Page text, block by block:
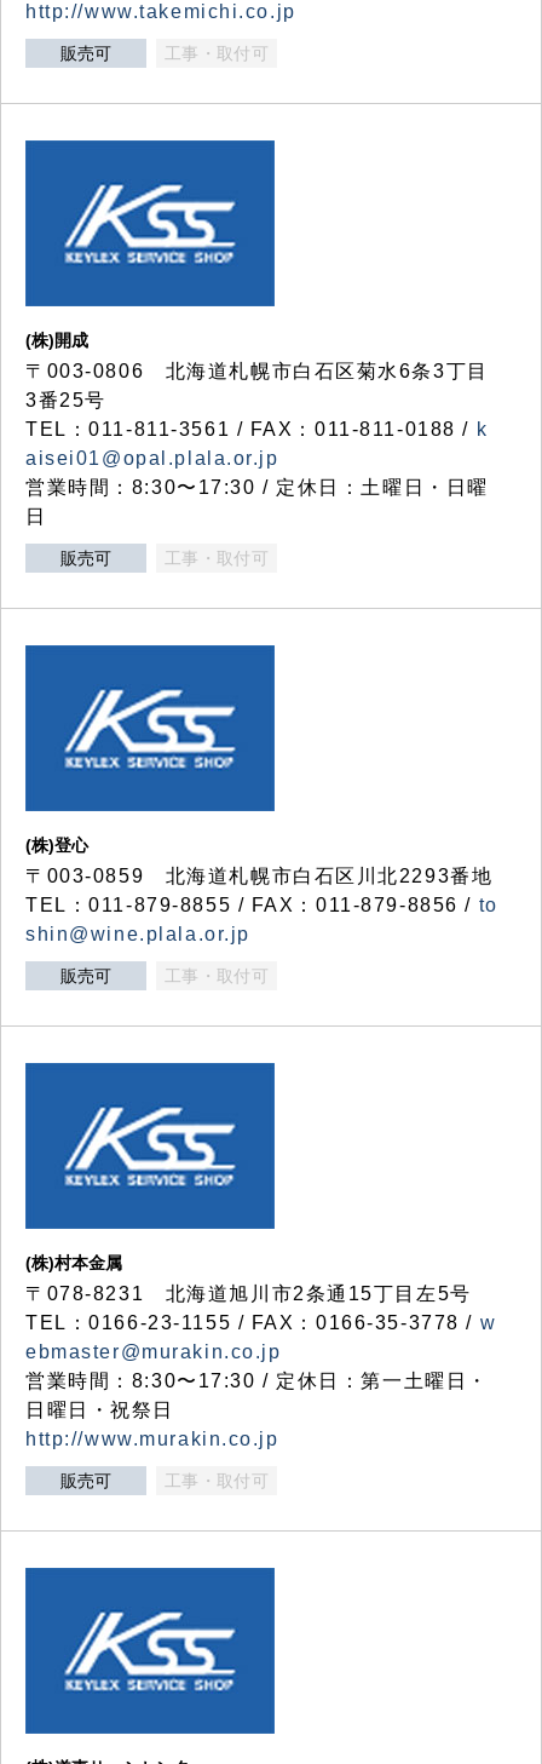
http://www.takemichi.co.jp
販売可 工事・取付可
(株)開成
〒003-0806 北海道札幌市白石区菊水6条3丁目
3番25号
TEL：011-811-3561 / FAX：011-811-0188 / k
aisei01@opal.plala.or.jp
営業時間：8:30〜17:30 / 定休日：土曜日・日曜
日
販売可 工事・取付可
(株)登心
〒003-0859 北海道札幌市白石区川北2293番地
TEL：011-879-8855 / FAX：011-879-8856 / to
shin@wine.plala.or.jp
販売可 工事・取付可
(株)村本金属
〒078-8231 北海道旭川市2条通15丁目左5号
TEL：0166-23-1155 / FAX：0166-35-3778 / w
ebmaster@murakin.co.jp
営業時間：8:30〜17:30 / 定休日：第一土曜日・
日曜日・祝祭日
http://www.murakin.co.jp
販売可 工事・取付可